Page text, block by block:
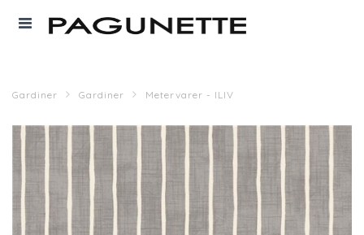
Gardiner Gardiner Metervarer - ILIV